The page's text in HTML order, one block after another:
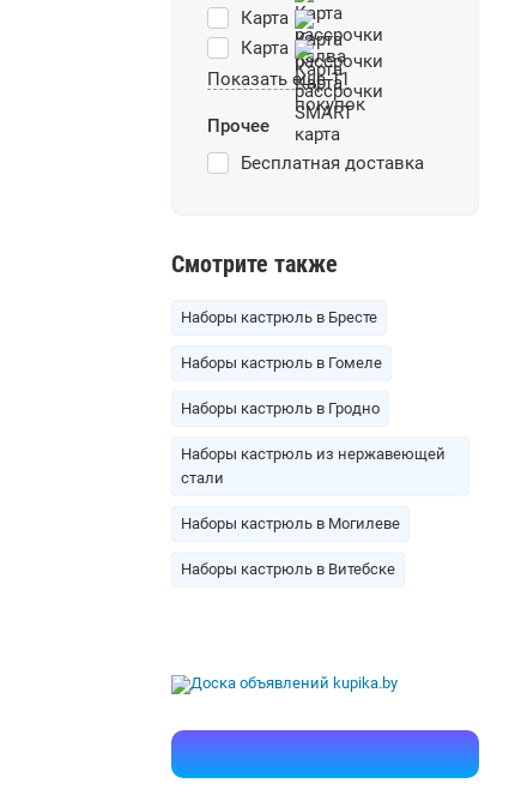
Карта
Карта
Показать еще 11
Прочее
Бесплатная доставка
Смотрите также
Наборы кастрюль в Бресте
Наборы кастрюль в Гомеле
Наборы кастрюль в Гродно
Наборы кастрюль из нержавеющей
стали
Наборы кастрюль в Могилеве
Наборы кастрюль в Витебске